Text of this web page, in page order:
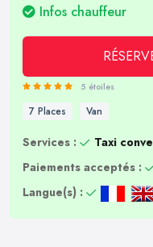
Infos chauffeur
5 étoiles
7 Places Van
Services :
Taxi
Paiements acceptés :
Langue(s) :